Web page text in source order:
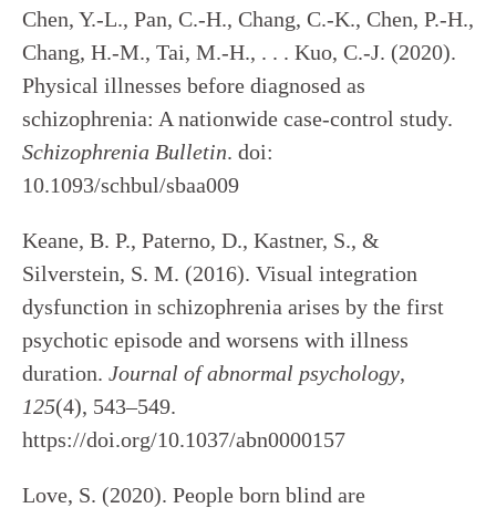
Chen, Y.-L., Pan, C.-H., Chang, C.-K., Chen, P.-H.,
Chang, H.-M., Tai, M.-H., . . . Kuo, C.-J. (2020).
Physical illnesses before diagnosed as
schizophrenia: A nationwide case-control study.
Schizophrenia Bulletin. doi:
10.1093/schbul/sbaa009
Keane, B. P., Paterno, D., Kastner, S., &
Silverstein, S. M. (2016). Visual integration
dysfunction in schizophrenia arises by the first
psychotic episode and worsens with illness
duration. Journal of abnormal psychology,
125(4), 543–549.
https://doi.org/10.1037/abn0000157
Love, S. (2020). People born blind are